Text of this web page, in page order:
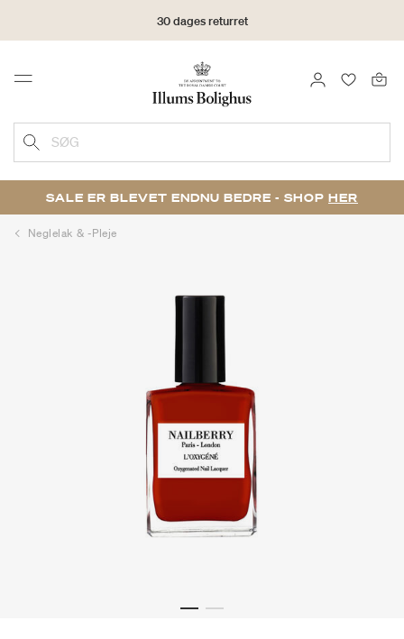
30 dages returret
Menu LOG IND
SØG
SALE ER BLEVET ENDNU BEDRE - SHOP HER
Neglelak & -pleje